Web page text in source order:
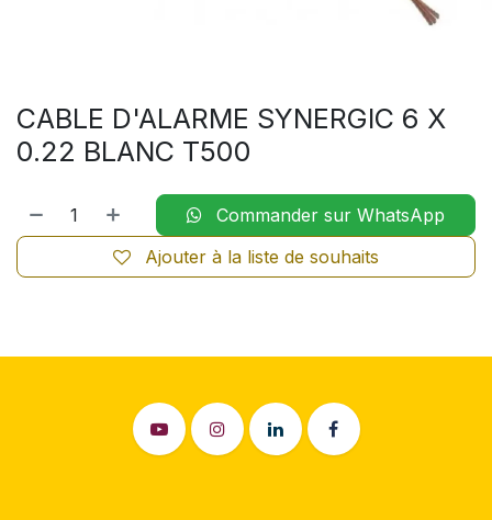
CABLE D'ALARME SYNERGIC 6 X
0.22 BLANC T500
Commander sur WhatsApp
Ajouter à la liste de souhaits